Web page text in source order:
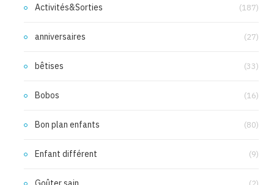
Activités&Sorties (187)
anniversaires (27)
bêtises (33)
Bobos (16)
Bon plan enfants (80)
Enfant différent (9)